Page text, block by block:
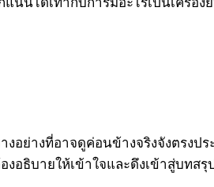
ได้เท่ากับการมีอะไรเป็นเครื่อ
งอย่างที่อาจดูค่อนข้างจริงจังตร
ายให้เข้าใจและดึงเข้าสู่บทสรุ